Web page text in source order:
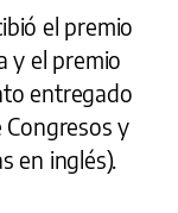
el premio
y el premio
entregado
Congresos y
en inglés).